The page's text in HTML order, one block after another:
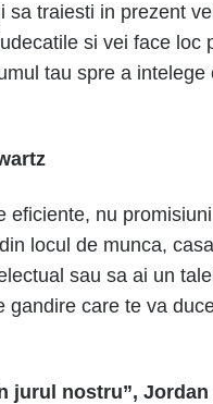
traiesti in prezent
si veiface loc
tau spre a
eficiente, nu
locul de munca,
sau sa ai un
care te va
jurul nostru”, Jordan